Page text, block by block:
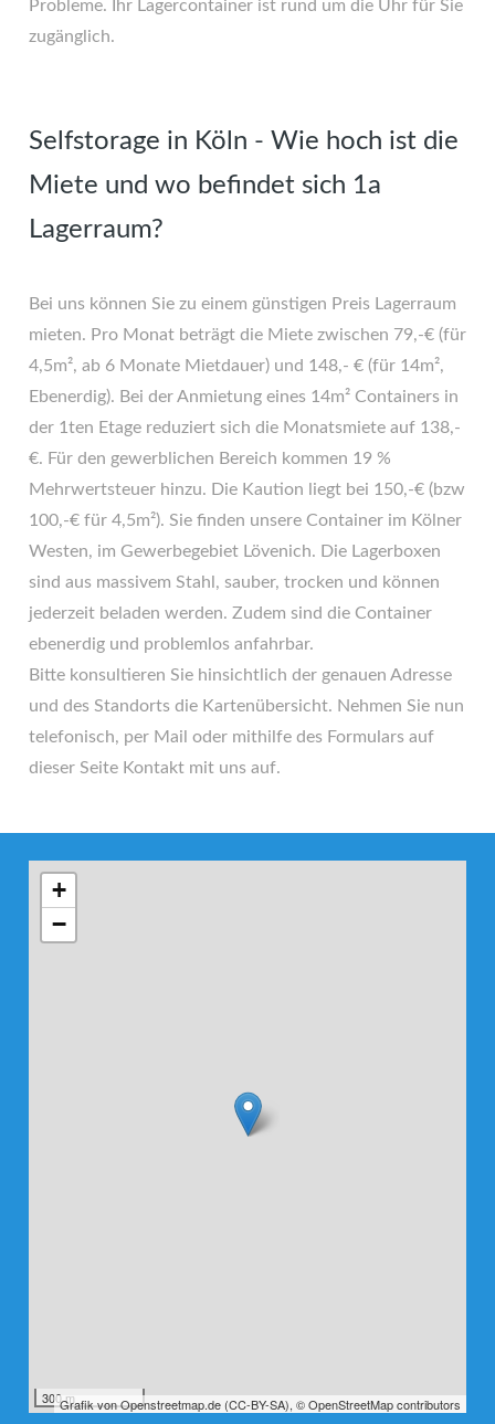
Probleme. Ihr Lagercontainer ist rund um die Uhr für Sie
zugänglich.
Selfstorage in Köln - Wie hoch ist die
Miete und wo befindet sich 1a
Lagerraum?
Bei uns können Sie zu einem günstigen Preis Lagerraum
mieten. Pro Monat beträgt die Miete zwischen 79,-€ (für
4,5m², ab 6 Monate Mietdauer) und 148,- € (für 14m²,
Ebenerdig). Bei der Anmietung eines 14m² Containers in
der 1ten Etage reduziert sich die Monatsmiete auf 138,-
€. Für den gewerblichen Bereich kommen 19 %
Mehrwertsteuer hinzu. Die Kaution liegt bei 150,-€ (bzw
100,-€ für 4,5m²). Sie finden unsere Container im Kölner
Westen, im Gewerbegebiet Lövenich. Die Lagerboxen
sind aus massivem Stahl, sauber, trocken und können
jederzeit beladen werden. Zudem sind die Container
ebenerdig und problemlos anfahrbar.
Bitte konsultieren Sie hinsichtlich der genauen Adresse
und des Standorts die Kartenübersicht. Nehmen Sie nun
telefonisch, per Mail oder mithilfe des Formulars auf
dieser Seite Kontakt mit uns auf.
+
−
300 mGrafik vonOpenstreetmap.de (CC-BY-SA), © OpenStreetMap contributors